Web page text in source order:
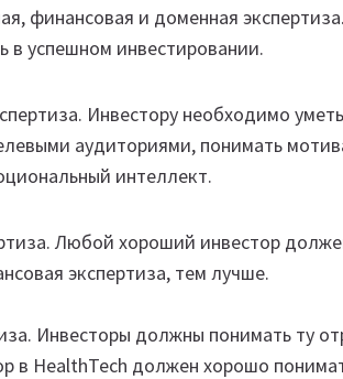
финансовая и доменная
успешном инвестировании.
Инвестору необходимо
аудиториями, понимать
интеллект.
Любой хороший инвестор
экспертиза, тем лучше.
Инвесторы должны понимать ту
в HealthTech должен хорошо